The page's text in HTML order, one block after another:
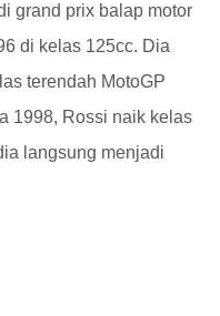
grand prix balap motor
di kelas 125cc. Dia
terendah MotoGP
1998, Rossi naik kelas
langsung menjadi